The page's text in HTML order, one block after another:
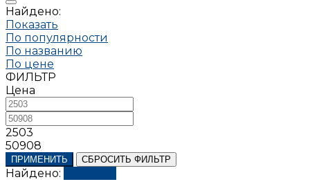
Найдено:
Показать
По популярности
По названию
По цене
ФИЛЬТР
Цена
2503
50908
ПРИМЕНИТЬ СБРОСИТЬ ФИЛЬТР
Найдено: